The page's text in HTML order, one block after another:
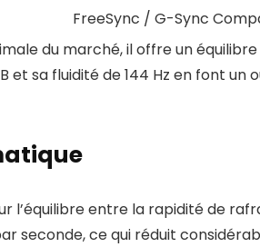
FreeSync / G-Sync
du marché, il offre un
sa fluidité de 144 Hz en font
entre la rapidité de
seconde, ce qui réduit